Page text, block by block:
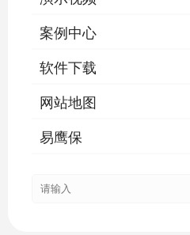
案例中心
软件下载
网站地图
易鹰保